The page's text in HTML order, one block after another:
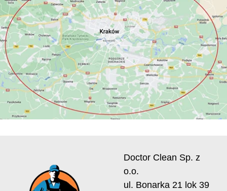
Doctor Clean Sp. z
o.o.
ul. Bonarka 21 lok 39